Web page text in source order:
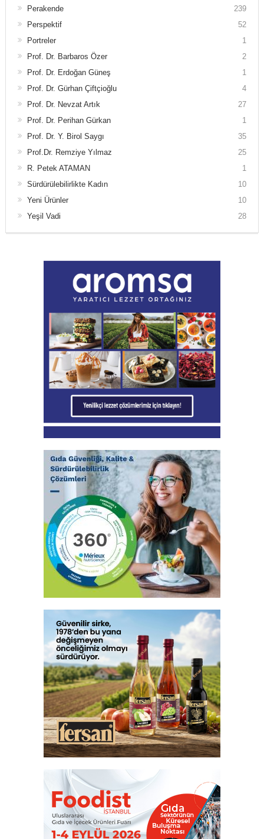
Perakende
239
Perspektif
52
Portreler
1
Prof. Dr. Barbaros Özer
2
Prof. Dr. Erdoğan Güneş
1
Prof. Dr. Gürhan Çiftçioğlu
4
Prof. Dr. Nevzat Artık
27
Prof. Dr. Perihan Gürkan
1
Prof. Dr. Y. Birol Saygı
35
Prof.Dr. Remziye Yılmaz
25
R. Petek ATAMAN
1
Sürdürülebilirlikte Kadın
10
Yeni Ürünler
10
Yeşil Vadi
28